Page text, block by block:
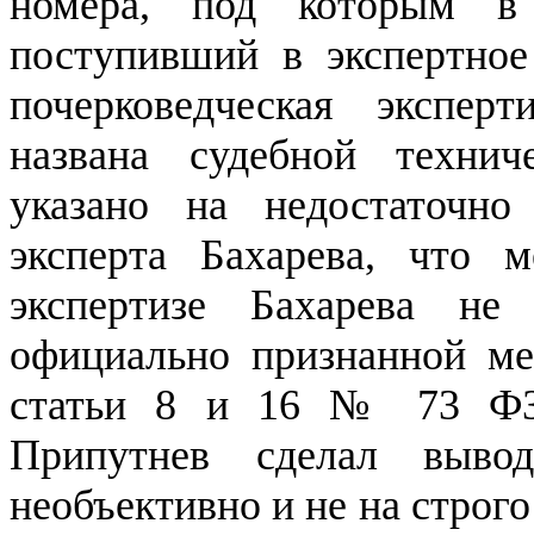
поступивший в
почерковедческая
названа судебной
указано на
эксперта Бахарева, что
экспертизе Бахарева
официально признанной
статьи 8 и 16 № 73 ФЗ
Припутнев сделал
необъективно и не на